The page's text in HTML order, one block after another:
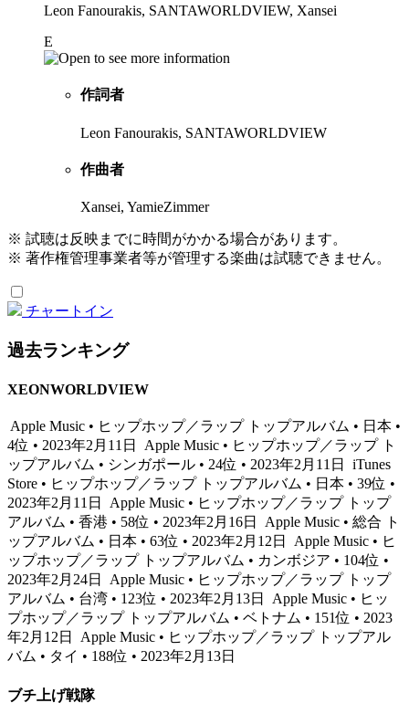
Leon Fanourakis, SANTAWORLDVIEW, Xansei
E
作詞者
Leon Fanourakis, SANTAWORLDVIEW
作曲者
Xansei, YamieZimmer
※ 試聴は反映までに時間がかかる場合があります。
※ 著作権管理事業者等が管理する楽曲は試聴できません。
チャートイン
過去ランキング
XEONWORLDVIEW
Apple Music • ヒップホップ／ラップ トップアルバム • 日本 •
4位 • 2023年2月11日
Apple Music • ヒップホップ／ラップ ト
ップアルバム • シンガポール • 24位 • 2023年2月11日
iTunes
Store • ヒップホップ／ラップ トップアルバム • 日本 • 39位 •
2023年2月11日
Apple Music • ヒップホップ／ラップ トップ
アルバム • 香港 • 58位 • 2023年2月16日
Apple Music • 総合 ト
ップアルバム • 日本 • 63位 • 2023年2月12日
Apple Music • ヒ
ップホップ／ラップ トップアルバム • カンボジア • 104位 •
2023年2月24日
Apple Music • ヒップホップ／ラップ トップ
アルバム • 台湾 • 123位 • 2023年2月13日
Apple Music • ヒッ
プホップ／ラップ トップアルバム • ベトナム • 151位 • 2023
年2月12日
Apple Music • ヒップホップ／ラップ トップアル
バム • タイ • 188位 • 2023年2月13日
ブチ上げ戦隊